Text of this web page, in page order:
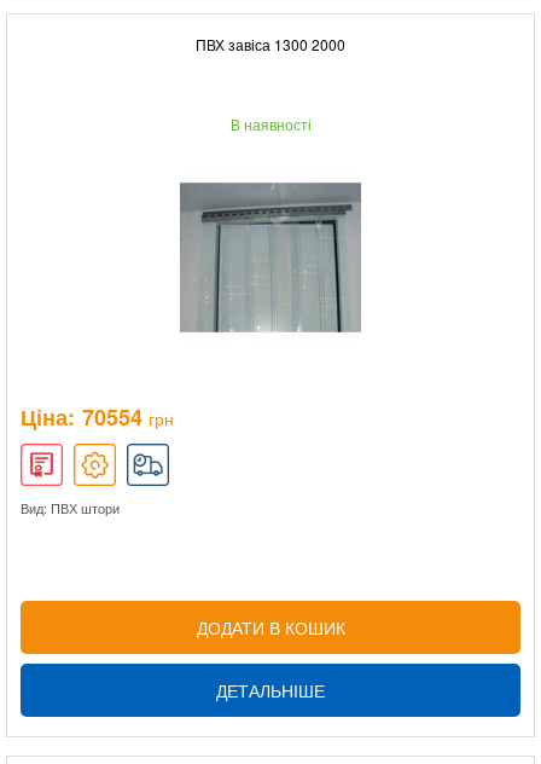
ПВХ завіса 1300 2000
В наявності
Ціна: 70554 грн
Вид: ПВХ штори
ДОДАТИ В КОШИК
ДЕТАЛЬНІШЕ